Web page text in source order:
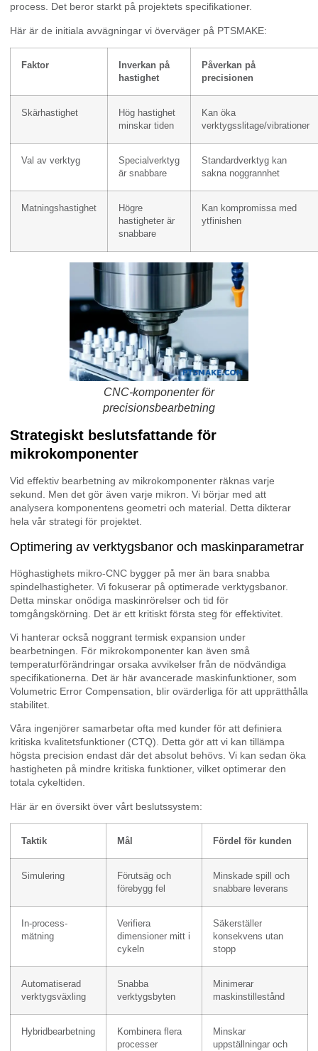
process. Det beror starkt på projektets specifikationer.
Här är de initiala avvägningar vi överväger på PTSMAKE:
Faktor
Inverkan på
hastighet
Påverkan på
precisionen
Skärhastighet
Hög hastighet
minskar tiden
Kan öka
verktygsslitage/vibrationer
Val av verktyg
Specialverktyg
är snabbare
Standardverktyg kan
sakna noggrannhet
Matningshastighet
Högre
hastigheter är
snabbare
Kan kompromissa med
ytfinishen
CNC-komponenter för
precisionsbearbetning
Strategiskt beslutsfattande för
mikrokomponenter
Vid effektiv bearbetning av mikrokomponenter räknas varje
sekund. Men det gör även varje mikron. Vi börjar med att
analysera komponentens geometri och material. Detta dikterar
hela vår strategi för projektet.
Optimering av verktygsbanor och maskinparametrar
Höghastighets mikro-CNC bygger på mer än bara snabba
spindelhastigheter. Vi fokuserar på optimerade verktygsbanor.
Detta minskar onödiga maskinrörelser och tid för
tomgångskörning. Det är ett kritiskt första steg för effektivitet.
Vi hanterar också noggrant termisk expansion under
bearbetningen. För mikrokomponenter kan även små
temperaturförändringar orsaka avvikelser från de nödvändiga
specifikationerna. Det är här avancerade maskinfunktioner, som
Volumetric Error Compensation, blir ovärderliga för att upprätthålla
stabilitet.
Våra ingenjörer samarbetar ofta med kunder för att definiera
kritiska kvalitetsfunktioner (CTQ). Detta gör att vi kan tillämpa
högsta precision endast där det absolut behövs. Vi kan sedan öka
hastigheten på mindre kritiska funktioner, vilket optimerar den
totala cykeltiden.
Här är en översikt över vårt beslutssystem:
Taktik Mål Fördel för kunden
Simulering
Förutsäg och
förebygg fel
Minskade spill och
snabbare leverans
In-process-
mätning
Verifiera
dimensioner mitt i
cykeln
Säkerställer
konsekvens utan
stopp
Automatiserad
verktygsväxling
Snabba
verktygsbyten
Minimerar
maskinstillestånd
Hybridbearbetning
Kombinera flera
processer
Minskar
uppställningar och